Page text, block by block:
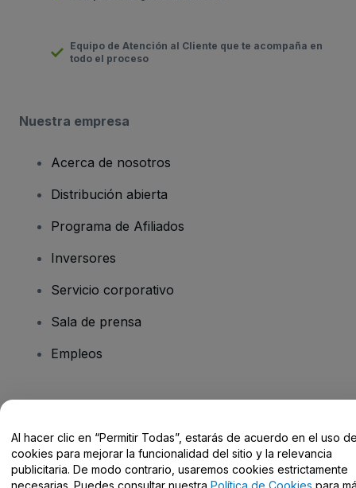
Equipo de Atención al Cliente que te acompaña en
todo el proceso
Nuestra empresa
Acerca de nosotros
Distribución abierta
Programa de Afiliados
Inversores
Servicio corporativo
Sala de prensa
Empleos
Centro de Ayuda / Contacto
Al hacer clic en “Permitir Todas”, estarás de acuerdo en el uso
cookies para mejorar la funcionalidad del sitio y la relevancia
publicitaria. De modo contrario, usaremos cookies estrictamente
necesarias. Puedes consultar nuestra Política de Cookies para